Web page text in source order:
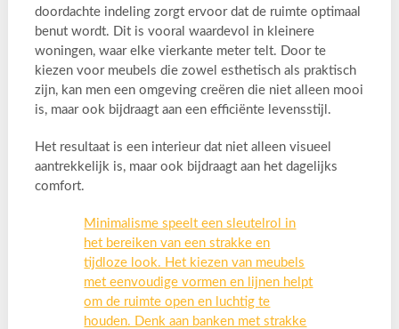
doordachte indeling zorgt ervoor dat de ruimte optimaal
benut wordt. Dit is vooral waardevol in kleinere
woningen, waar elke vierkante meter telt. Door te
kiezen voor meubels die zowel esthetisch als praktisch
zijn, kan men een omgeving creëren die niet alleen mooi
is, maar ook bijdraagt aan een efficiënte levensstijl.
Het resultaat is een interieur dat niet alleen visueel
aantrekkelijk is, maar ook bijdraagt aan het dagelijks
comfort.
Minimalisme speelt een sleutelrol in
het bereiken van een strakke en
tijdloze look. Het kiezen van meubels
met eenvoudige vormen en lijnen helpt
om de ruimte open en luchtig te
houden. Denk aan banken met strakke